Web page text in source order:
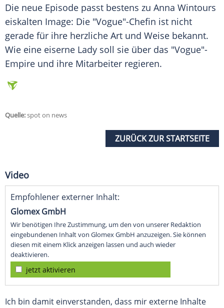
Die neue Episode passt bestens zu Anna Wintours
eiskalten Image: Die "Vogue"-Chefin ist nicht
gerade für ihre herzliche Art und Weise bekannt.
Wie eine eiserne Lady soll sie über das "Vogue"-
Empire und ihre Mitarbeiter regieren.
Quelle:spot on news
ZURÜCK ZUR STARTSEITE
Video
Empfohlener externer Inhalt:
Glomex GmbH
Wir benötigen Ihre Zustimmung, um den von unserer Redaktion
eingebundenen Inhalt von Glomex GmbH anzuzeigen. Sie können
diesen mit einem Klick anzeigen lassen und auch wieder
deaktivieren.
jetzt aktivieren
Ich bin damit einverstanden, dass mir externe Inhalte